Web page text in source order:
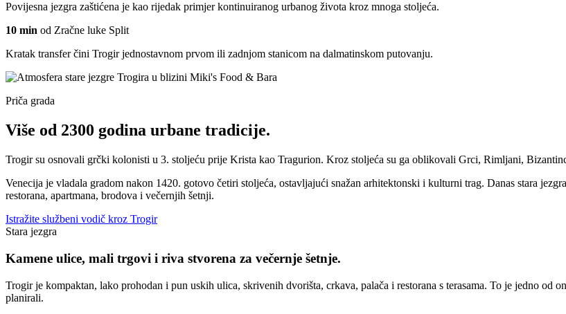
Povijesna jezgra zaštićena je kao rijedak primjer kontinuiranog urbanog života kroz mnoga stoljeća.
10 min od Zračne luke Split
Kratak transfer čini Trogir jednostavnom prvom ili zadnjom stanicom na dalmatinskom putovanju.
Priča grada
Više od 2300 godina urbane tradicije.
Trogir su osnovali grčki kolonisti u 3. stoljeću prije Krista kao Tragurion. Kroz stoljeća su ga oblikovali Grci, Rimljani,
Venecija je vladala gradom nakon 1420. gotovo četiri stoljeća, ostavljajući snažan arhitektonski i kulturni trag. Danas stara
restorana, apartmana, brodova i večernjih šetnji.
Istražite službeni vodič kroz Trogir
Stara jezgra
Kamene ulice, mali trgovi i riva stvorena za večernje šetnje.
Trogir je kompaktan, lako prohodan i pun uskih ulica, skrivenih dvorišta, crkava, palača i restorana s terasama. To je jedno od
planirali.